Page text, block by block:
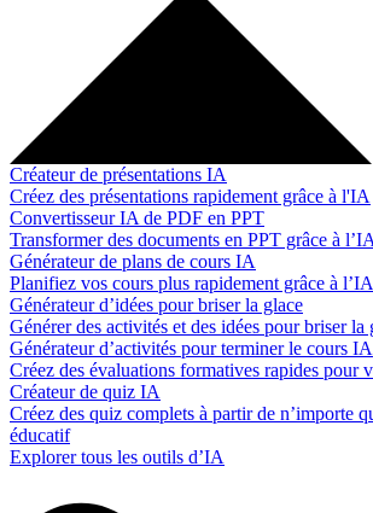
Créateur de présentations IA
Créez des présentations rapidement grâce à l'IA
Convertisseur IA de PDF en PPT
Transformer des documents en PPT grâce à l’IA
Générateur de plans de cours IA
Planifiez vos cours plus rapidement grâce à l’IA
Générateur d’idées pour briser la glace
Générer des activités et des idées pour briser la
Générateur d’activités pour terminer le cours IA
Créez des évaluations formatives rapides pour
Créateur de quiz IA
Créez des quiz complets à partir de n’importe
éducatif
Explorer tous les outils d’IA